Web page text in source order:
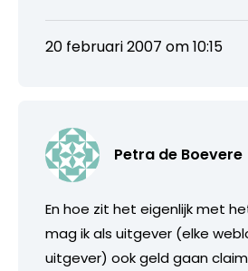
20 februari 2007 om 10:15
Petra de Boevere
En hoe zit het eigenlijk met
mag ik als uitgever (elke
uitgever) ook geld gaan